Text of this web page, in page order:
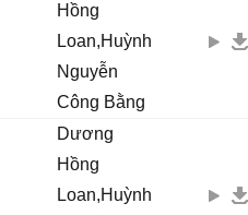
Hồng
Loan,Huỳnh
Nguyễn
Công Bằng
Dương
Hồng
Loan,Huỳnh